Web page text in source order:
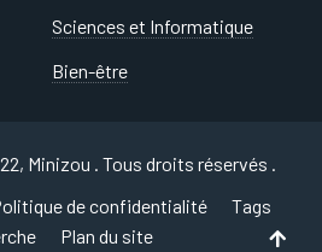
Sciences et Informatique
Bien-être
Minizou . Tous droits réservés .
de confidentialité
Tags
Plan du site